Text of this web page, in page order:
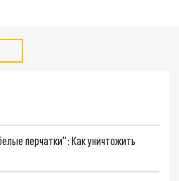
перчатки": Как уничтожить